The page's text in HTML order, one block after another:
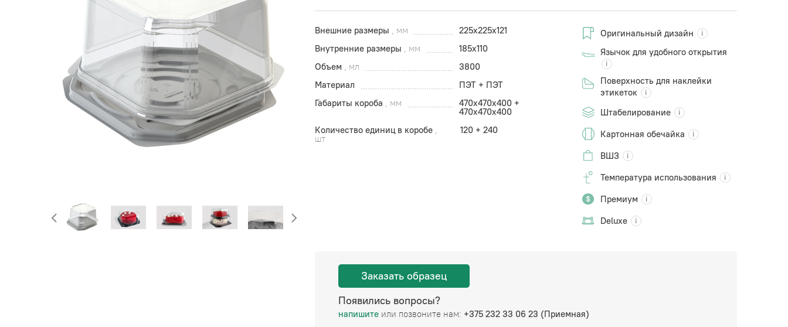
Внешние размеры , мм
225x225x121
Внутренние размеры , мм
185x110
Объем , мл
3800
Материал
ПЭТ + ПЭТ
Габариты короба , мм 470x470х400 +
470x470х400
Количество единиц в коробе ,
шт
120 + 240
Оригинальный дизайн
Язычок для удобного открытия
Поверхность для наклейки
этикеток
Штабелирование
Картонная обечайка
ВШЗ
Температура использования
Премиум
Deluxe
Заказать образец
Появились вопросы?
напишите или позвоните нам: +375 232 33 06 23 (Приемная)